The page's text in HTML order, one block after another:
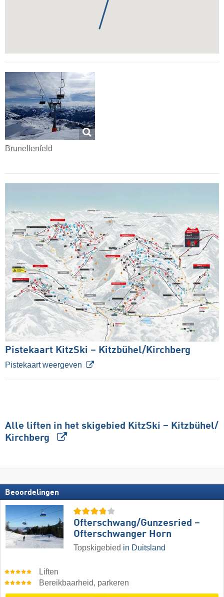
Brunellenfeld
Pistekaart KitzSki – Kitzbühel/​Kirchberg
Pistekaart weergeven
Alle liften in het skigebied KitzSki – Kitzbühel/​
Kirchberg
Beoordelingen
Ofterschwang/​Gunzesried –
Ofterschwanger Horn
Topskigebied in Duitsland
Liften
Bereikbaarheid, parkeren